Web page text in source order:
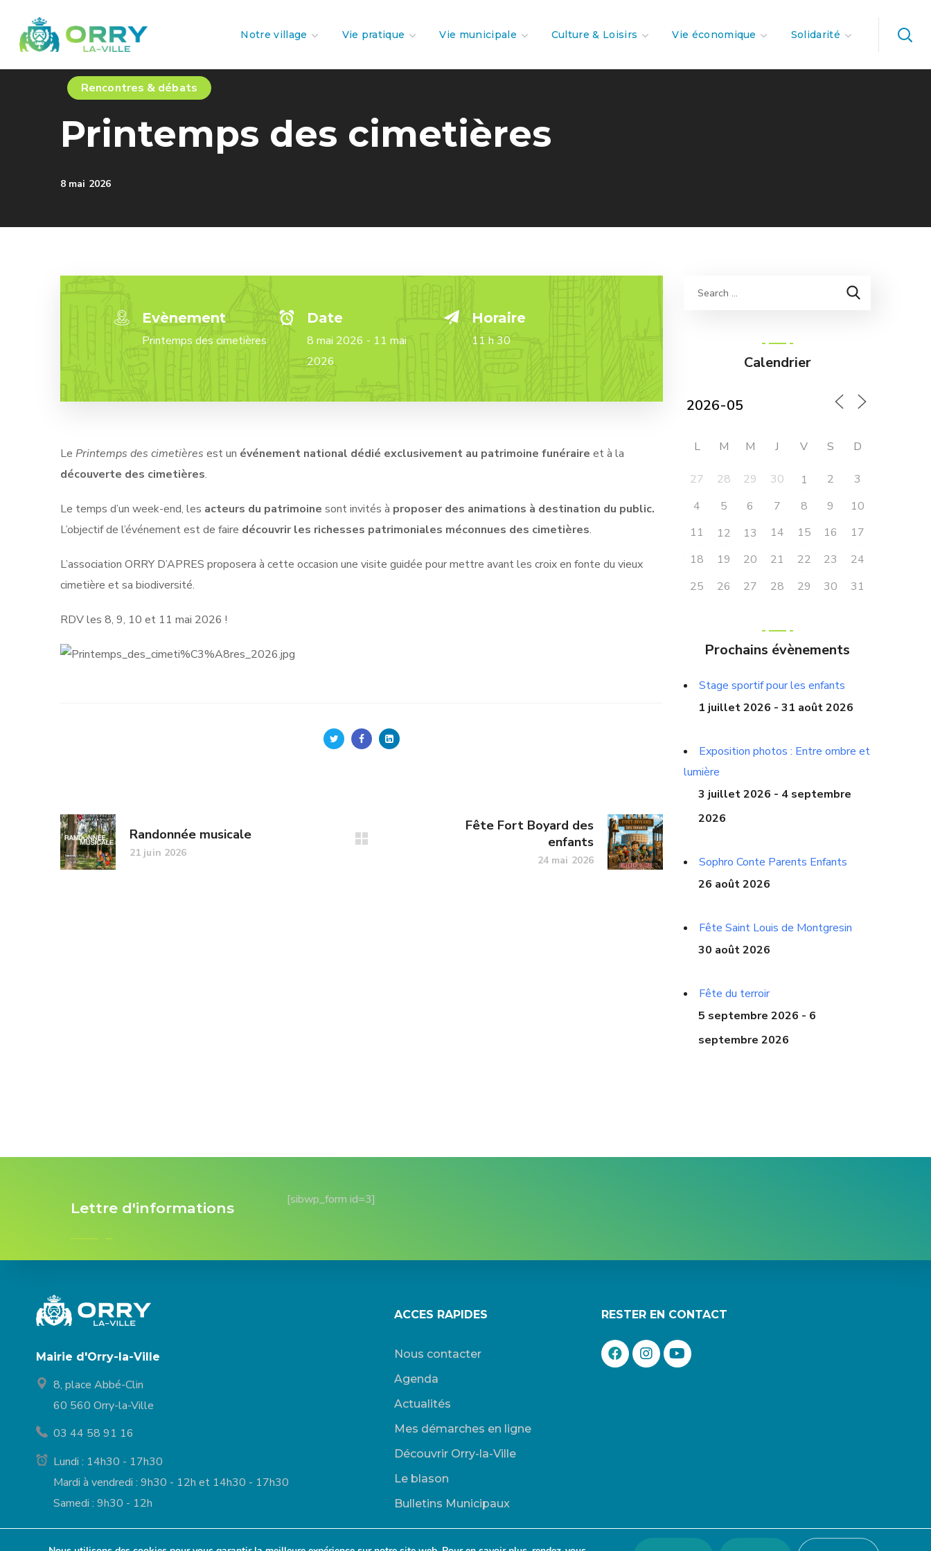
Notre village Vie pratique Vie municipale Culture & Loisirs Vie économique Solidarité
Rencontres & débats
Printemps des cimetières
8 mai 2026
Evènement
Printemps des cimetières
Date
8 mai 2026 - 11 mai
2026
Horaire
11 h 30
Le Printemps des cimetières est un événement national dédié exclusivement au patrimoine funéraire et à la
découverte des cimetières.
Le temps d’un week-end, les acteurs du patrimoine sont invités à proposer des animations à destination du public.
L’objectif de l’événement est de faire découvrir les richesses patrimoniales méconnues des cimetières.
L’association ORRY D’APRES proposera à cette occasion une visite guidée pour mettre avant les croix en fonte du vieux
cimetière et sa biodiversité.
RDV les 8, 9, 10 et 11 mai 2026 !
Randonnée musicale
21 juin 2026
Fête Fort Boyard des
enfants
24 mai 2026
Calendrier
L M M J V S D
27 28 29 30 1 2
3
4
5 6 7 8 9
10
11
12 13 14 15 16
17
18
19 20 21 22 23
24
25
26 27 28 29 30 31
Prochains évènements
Stage sportif pour les enfants
1 juillet 2026 - 31 août 2026
Exposition photos : Entre ombre et
lumière
3 juillet 2026 - 4 septembre
2026
Sophro Conte Parents Enfants
26 août 2026
Fête Saint Louis de Montgresin
30 août 2026
Fête du terroir
5 septembre 2026 - 6
septembre 2026
Lettre d'informations [sibwp_form id=3]
Mairie d'Orry-la-Ville
8, place Abbé-Clin
60 560 Orry-la-Ville
03 44 58 91 16
Lundi : 14h30 - 17h30
Mardi à vendredi : 9h30 - 12h et 14h30 - 17h30
Samedi : 9h30 - 12h
ACCES RAPIDES
Nous contacter
Agenda
Actualités
Mes démarches en ligne
Découvrir Orry-la-Ville
Le blason
Bulletins Municipaux
RESTER EN CONTACT